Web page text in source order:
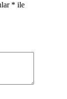
* ile